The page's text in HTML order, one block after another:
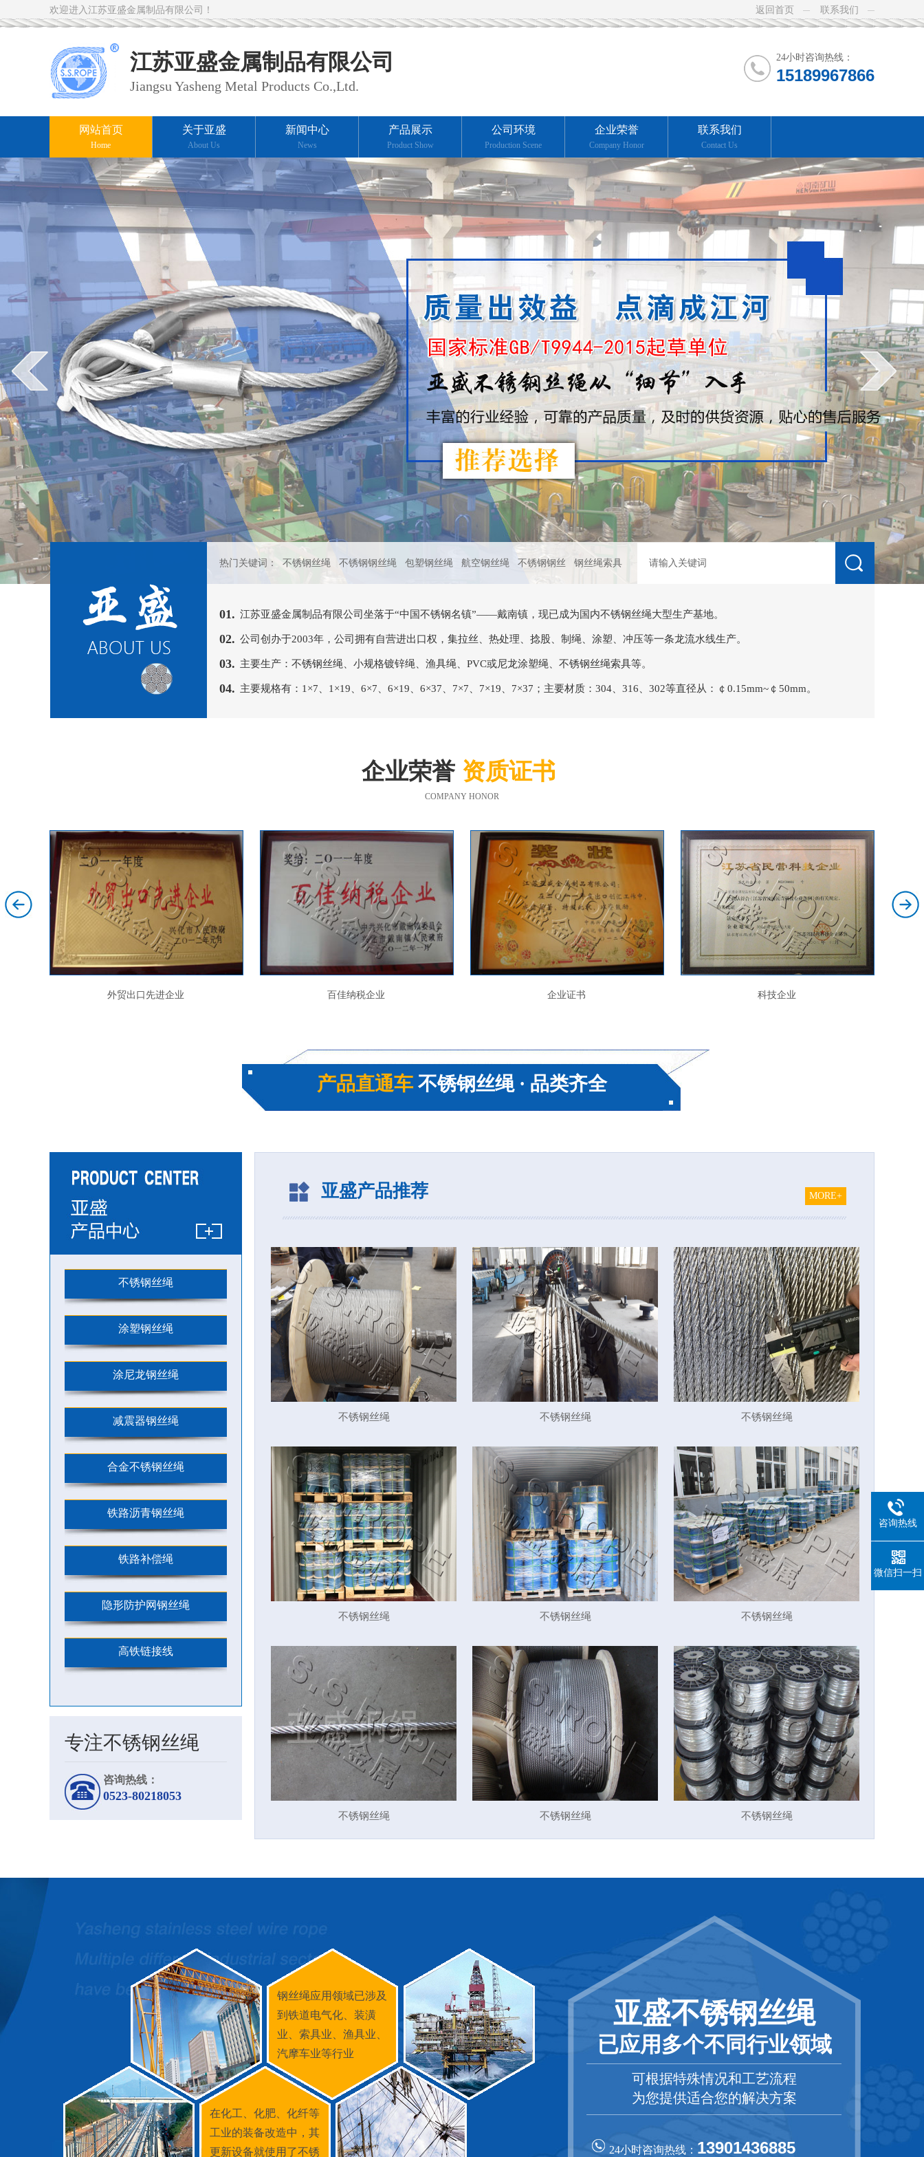
返回首页 联系我们
欢迎进入江苏亚盛金属制品有限公司！
24小时咨询热线：
15189967866
江苏亚盛金属制品有限公司
Jiangsu Yasheng Metal Products Co.,Ltd.
网站首页
Home
关于亚盛
About Us
新闻中心
News
产品展示
Product Show
公司环境
Production Scene
企业荣誉
Company Honor
联系我们
Contact Us
热门关键词： 不锈钢丝绳 不锈钢钢丝绳 包塑钢丝绳 航空钢丝绳 不锈钢钢丝 钢丝绳索具
01. 江苏亚盛金属制品有限公司坐落于“中国不锈钢名镇”——戴南镇，现已成为国内不锈钢丝绳大型生产基地。
02. 公司创办于2003年，公司拥有自营进出口权，集拉丝、热处理、捻股、制绳、涂塑、冲压等一条龙流水线生产。
03. 主要生产：不锈钢丝绳、小规格镀锌绳、渔具绳、PVC或尼龙涂塑绳、不锈钢丝绳索具等。
04. 主要规格有：1×7、1×19、6×7、6×19、6×37、7×7、7×19、7×37；主要材质：304、316、302等直径从：￠0.15mm~￠50mm。
企业荣誉 资质证书
COMPANY HONOR
外贸出口先进企业 百佳纳税企业 企业证书 科技企业
产品直通车 不锈钢丝绳 · 品类齐全
不锈钢丝绳
涂塑钢丝绳
涂尼龙钢丝绳
减震器钢丝绳
合金不锈钢丝绳
铁路沥青钢丝绳
铁路补偿绳
隐形防护网钢丝绳
高铁链接线
专注不锈钢丝绳
咨询热线：
0523-80218053
亚盛产品推荐 MORE+
不锈钢丝绳 不锈钢丝绳 不锈钢丝绳
不锈钢丝绳 不锈钢丝绳 不锈钢丝绳
不锈钢丝绳 不锈钢丝绳 不锈钢丝绳
钢丝绳应用领域已涉及
到铁道电气化、装潢
业、索具业、渔具业、
汽摩车业等行业
在化工、化肥、化纤等
工业的装备改造中，其
更新设备就使用了不锈
亚盛不锈钢丝绳
已应用多个不同行业领域
可根据特殊情况和工艺流程
为您提供适合您的解决方案
24小时咨询热线： 13901436885
咨询热线
微信扫一扫